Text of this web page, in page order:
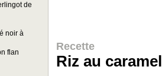
de
noir à
flan
Recette
Riz au caramel